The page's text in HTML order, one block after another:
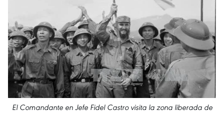
El Comandante en Jefe Fidel Castro visita la zona liberada de